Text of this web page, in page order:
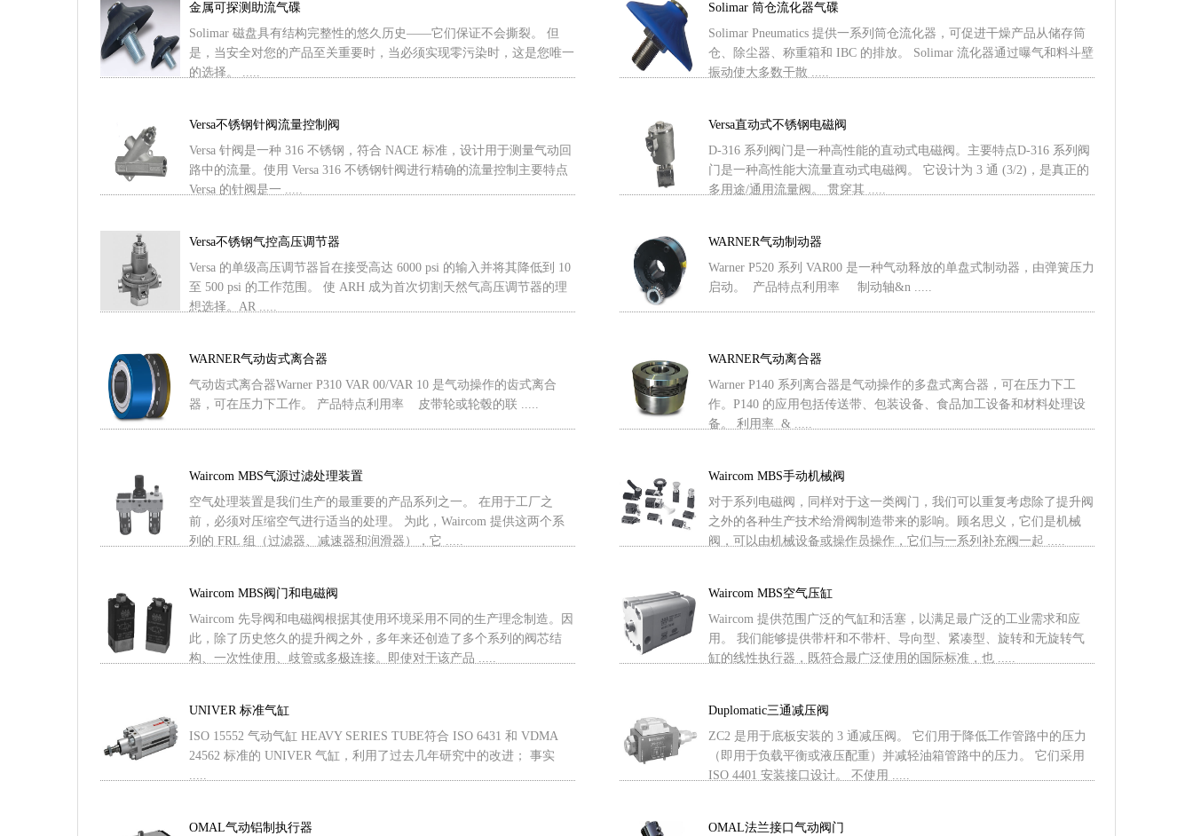
金属可探测助流气碟
Solimar 磁盘具有结构完整性的悠久历史——它们保证不会撕裂。 但
是，当安全对您的产品至关重要时，当必须实现零污染时，这是您唯一
的选择。 .....
Solimar 筒仓流化器气碟
Solimar Pneumatics 提供一系列筒仓流化器，可促进干燥产品从储存筒
仓、除尘器、称重箱和 IBC 的排放。 Solimar 流化器通过曝气和料斗壁
振动使大多数干散 .....
Versa不锈钢针阀流量控制阀
Versa 针阀是一种 316 不锈钢，符合 NACE 标准，设计用于测量气动回
路中的流量。使用 Versa 316 不锈钢针阀进行精确的流量控制主要特点
Versa 的针阀是一 .....
Versa直动式不锈钢电磁阀
D-316 系列阀门是一种高性能的直动式电磁阀。主要特点D-316 系列阀
门是一种高性能大流量直动式电磁阀。 它设计为 3 通 (3/2)，是真正的
多用途/通用流量阀。 贯穿其 .....
Versa不锈钢气控高压调节器
Versa 的单级高压调节器旨在接受高达 6000 psi 的输入并将其降低到 10
至 500 psi 的工作范围。 使 ARH 成为首次切割天然气高压调节器的理
想选择。AR .....
WARNER气动制动器
Warner P520 系列 VAR00 是一种气动释放的单盘式制动器，由弹簧压力
启动。 产品特点利用率 制动轴&n .....
WARNER气动齿式离合器
气动齿式离合器Warner P310 VAR 00/VAR 10 是气动操作的齿式离合
器，可在压力下工作。 产品特点利用率 皮带轮或轮毂的联 .....
WARNER气动离合器
Warner P140 系列离合器是气动操作的多盘式离合器，可在压力下工
作。P140 的应用包括传送带、包装设备、食品加工设备和材料处理设
备。 利用率 & .....
Waircom MBS气源过滤处理装置
空气处理装置是我们生产的最重要的产品系列之一。 在用于工厂之
前，必须对压缩空气进行适当的处理。 为此，Waircom 提供这两个系
列的 FRL 组（过滤器、减速器和润滑器），它 .....
Waircom MBS手动机械阀
对于系列电磁阀，同样对于这一类阀门，我们可以重复考虑除了提升阀
之外的各种生产技术给滑阀制造带来的影响。顾名思义，它们是机械
阀，可以由机械设备或操作员操作，它们与一系列补充阀一起 .....
Waircom MBS阀门和电磁阀
Waircom 先导阀和电磁阀根据其使用环境采用不同的生产理念制造。因
此，除了历史悠久的提升阀之外，多年来还创造了多个系列的阀芯结
构、一次性使用、歧管或多极连接。即使对于该产品 .....
Waircom MBS空气压缸
Waircom 提供范围广泛的气缸和活塞，以满足最广泛的工业需求和应
用。 我们能够提供带杆和不带杆、导向型、紧凑型、旋转和无旋转气
缸的线性执行器，既符合最广泛使用的国际标准，也 .....
UNIVER 标准气缸
ISO 15552 气动气缸 HEAVY SERIES TUBE符合 ISO 6431 和 VDMA
24562 标准的 UNIVER 气缸，利用了过去几年研究中的改进； 事实
.....
Duplomatic三通减压阀
ZC2 是用于底板安装的 3 通减压阀。 它们用于降低工作管路中的压力
（即用于负载平衡或液压配重）并减轻油箱管路中的压力。 它们采用
ISO 4401 安装接口设计。 不使用 .....
OMAL气动铝制执行器
OMAL法兰接口气动阀门